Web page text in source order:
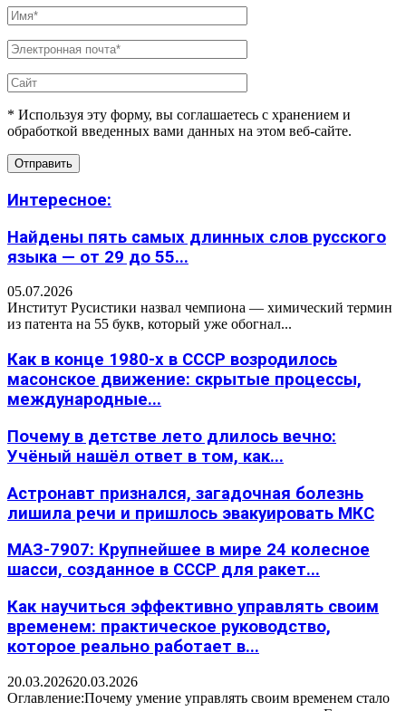
* Используя эту форму, вы соглашаетесь с хранением и
обработкой введенных вами данных на этом веб-сайте.
Интересное:
Найдены пять самых длинных слов русского
языка — от 29 до 55...
05.07.2026
Институт Русистики назвал чемпиона — химический термин
из патента на 55 букв, который уже обогнал...
Как в конце 1980-х в СССР возродилось
масонское движение: скрытые процессы,
международные...
Почему в детстве лето длилось вечно:
Учёный нашёл ответ в том, как...
Астронавт признался, загадочная болезнь
лишила речи и пришлось эвакуировать МКС
МАЗ-7907: Крупнейшее в мире 24 колесное
шасси, созданное в СССР для ракет...
Как научиться эффективно управлять своим
временем: практическое руководство,
которое реально работает в...
20.03.202620.03.2026
Оглавление:Почему умение управлять своим временем стало